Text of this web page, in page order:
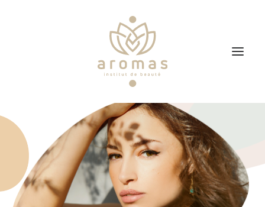
Soins
Je veux faire un bon cadeau
Plan d’accès
Prendre RDV